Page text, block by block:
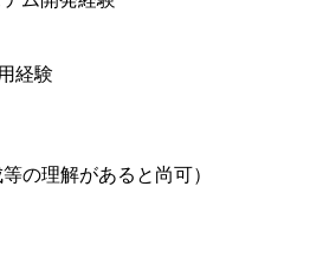
経験
の理解があると尚可）